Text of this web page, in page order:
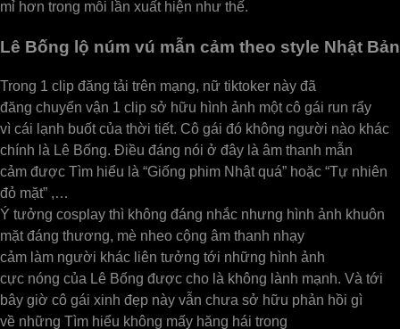
mỉ hơn trong mỗi lần xuất hiện như thế.
Lê Bống lộ núm vú mẫn cảm theo style Nhật Bản
Trong 1 clip đăng tải trên mạng, nữ tiktoker này đã
đăng chuyển vận 1 clip sở hữu hình ảnh một cô gái run rẩy
vì cái lạnh buốt của thời tiết. Cô gái đó không người nào khác
chính là Lê Bống. Điều đáng nói ở đây là âm thanh mẫn
cảm được Tìm hiểu là “Giống phim Nhật quá” hoặc “Tự nhiên
đỏ mặt” ,…
Ý tưởng cosplay thì không đáng nhắc nhưng hình ảnh khuôn
mặt đáng thương, mè nheo cộng âm thanh nhạy
cảm làm người khác liên tưởng tới những hình ảnh
cực nóng của Lê Bống được cho là không lành mạnh. Và tới
bây giờ cô gái xinh đẹp này vẫn chưa sở hữu phản hồi gì
về những Tìm hiểu không mấy hăng hái trong